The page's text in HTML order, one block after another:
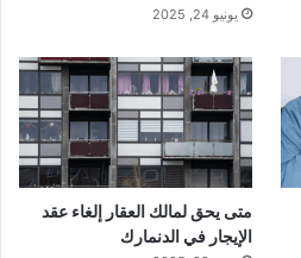
يونيو 24, 2025
متى يحق لمالك العقار إلغاء عقد
الإيجار في الدنمارك